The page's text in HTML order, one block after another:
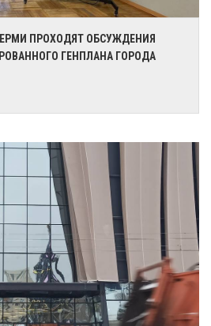
ПРОХОДЯТ ОБСУЖДЕНИЯ
ГЕНПЛАНА ГОРОДА